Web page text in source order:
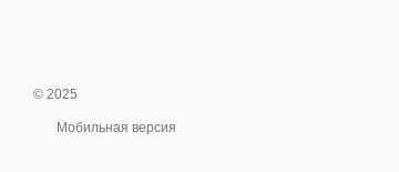
© 2025
Мобильная версия